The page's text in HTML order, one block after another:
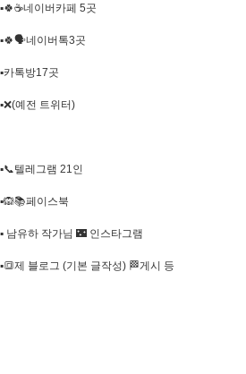
▪️🍀☕네이버카페 5곳
▪️🍀🗣네이버톡3곳
▪️카톡방17곳
▪️❌(예전 트위터)
▪️📞텔레그램 21인
▪️🙉📚페이스북
▪️ 남유하 작가님 🌃 인스타그램
▪️🔳제 블로그 (기본 글작성) 🏁게시 등